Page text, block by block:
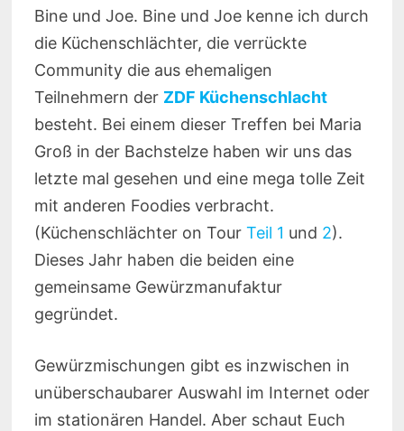
Bine und Joe. Bine und Joe kenne ich durch
die Küchenschlächter, die verrückte
Community die aus ehemaligen
Teilnehmern der ZDF Küchenschlacht
besteht. Bei einem dieser Treffen bei Maria
Groß in der Bachstelze haben wir uns das
letzte mal gesehen und eine mega tolle Zeit
mit anderen Foodies verbracht.
(Küchenschlächter on Tour Teil 1 und 2).
Dieses Jahr haben die beiden eine
gemeinsame Gewürzmanufaktur
gegründet.
Gewürzmischungen gibt es inzwischen in
unüberschaubarer Auswahl im Internet oder
im stationären Handel. Aber schaut Euch